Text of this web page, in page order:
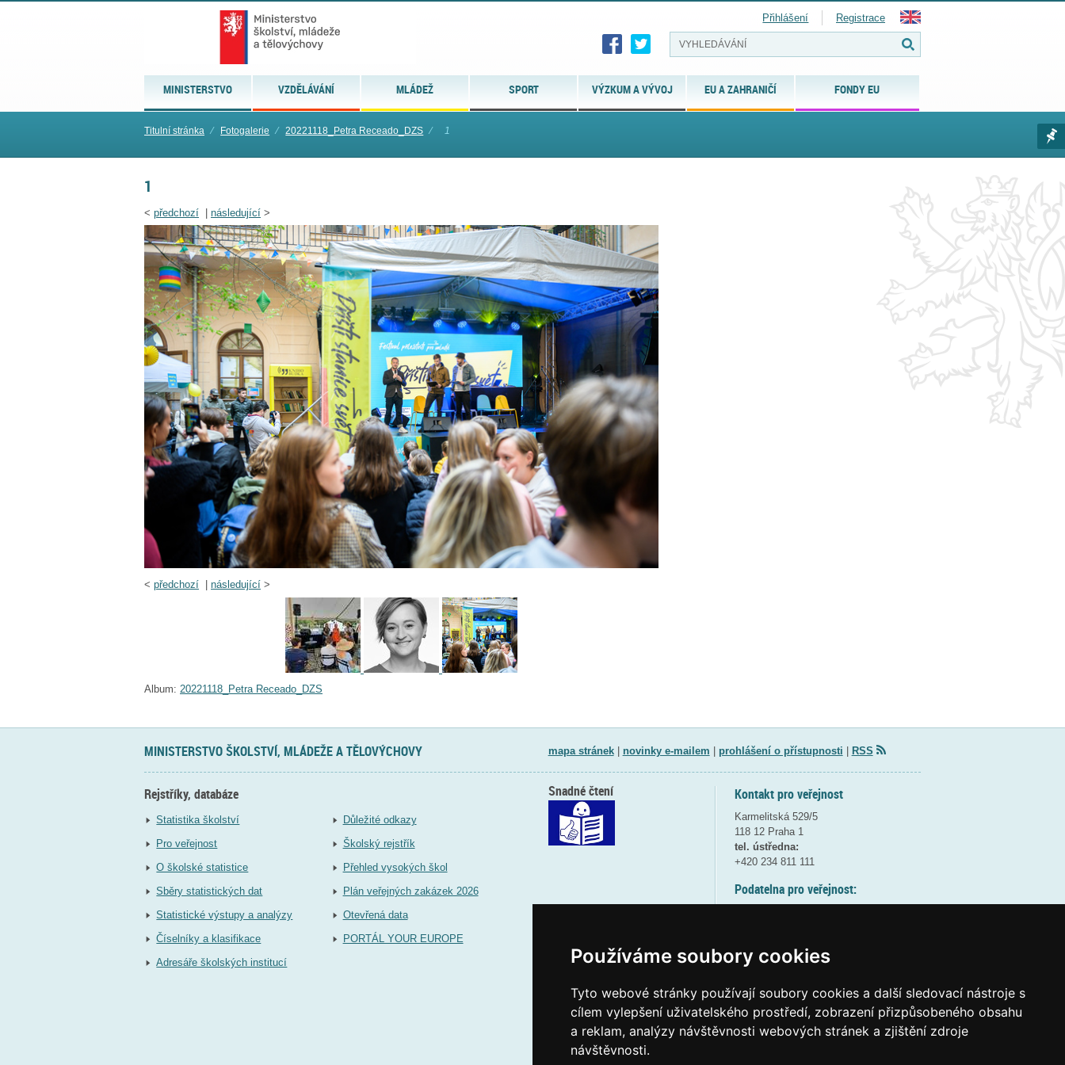
Používáme soubory cookies
Tyto webové stránky používají soubory cookies a další sledovací nástroje s
cílem vylepšení uživatelského prostředí, zobrazení přizpůsobeného obsahu
a reklam, analýzy návštěvnosti webových stránek a zjištění zdroje
návštěvnosti.
MINISTERSTVO VZDĚLÁVÁNÍ MLÁDEŽ SPORT VÝZKUM A VÝVOJ EU A ZAHRANIČÍ FONDY EU
Přihlášení Registrace
Titulní stránka ⁄ Fotogalerie ⁄ 20221118_Petra Receado_DZS ⁄ 1
1
< předchozí následující >
< předchozí následující >
Album: 20221118_Petra Receado_DZS
MINISTERSTVO ŠKOLSTVÍ, MLÁDEŽE A TĚLOVÝCHOVY mapa stránek| novinky e-mailem prohlášení o přístupnosti RSS
Rejstříky, databáze
Statistika školství
Pro veřejnost
O školské statistice
Sběry statistických dat
Statistické výstupy a analýzy
Číselníky a klasifikace
Adresáře školských institucí
Důležité odkazy
Školský rejstřík
Přehled vysokých škol
Plán veřejných zakázek 2026
Otevřená data
PORTÁL YOUR EUROPE
Kontakt pro veřejnost
Karmelitská 529/5
118 12 Praha 1
tel. ústředna:
+420 234 811 111
Podatelna pro veřejnost:
(více informací
Elektronická podatelna:
posta@msmtgov cz
Snadné čtení